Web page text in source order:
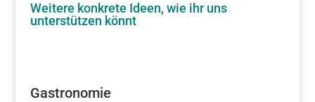
Weitere konkrete Ideen, wie ihr uns
unterstützen könnt
Gastronomie